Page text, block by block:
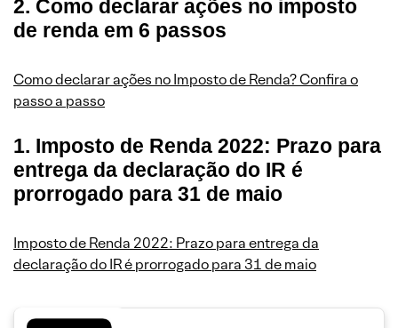
2. Como declarar ações no imposto
de renda em 6 passos
Como declarar ações no Imposto de Renda? Confira o
passo a passo
1. Imposto de Renda 2022: Prazo para
entrega da declaração do IR é
prorrogado para 31 de maio
Imposto de Renda 2022: Prazo para entrega da
declaração do IR é prorrogado para 31 de maio